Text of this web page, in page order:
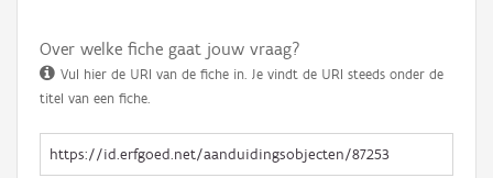
Over welke fiche gaat jouw vraag?
Vul hier de URI van de fiche in. Je vindt de URI steeds onder de
titel van een fiche.